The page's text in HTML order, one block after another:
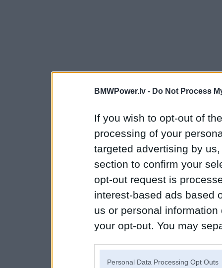
BMWPower.lv - Do Not Process
If you wish to opt-out of
processing of your
targeted advertising by
section to confirm your
opt-out request is
interest-based ads based
us or personal
your opt-out. You may
Personal Data Processing Opt Outs